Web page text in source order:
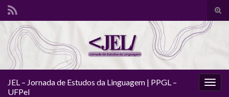
JEL – Jornada de Estudos da Linguagem | PPGL –
UFPel